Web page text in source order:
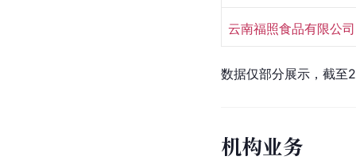
云南福照食品有限公司
数据仅部分展示，截至
机构业务